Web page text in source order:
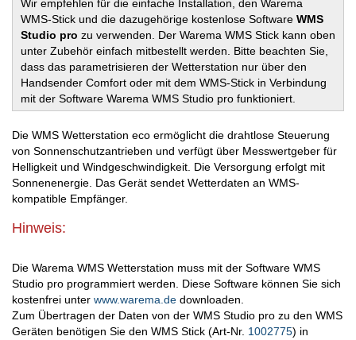
Wir empfehlen für die einfache Installation, den Warema
WMS-Stick und die dazugehörige kostenlose Software WMS
Studio pro zu verwenden. Der Warema WMS Stick kann oben
unter Zubehör einfach mitbestellt werden. Bitte beachten Sie,
dass das parametrisieren der Wetterstation nur über den
Handsender Comfort oder mit dem WMS-Stick in Verbindung
mit der Software Warema WMS Studio pro funktioniert.
Die WMS Wetterstation eco ermöglicht die drahtlose Steuerung
von Sonnenschutzantrieben und verfügt über Messwertgeber für
Helligkeit und Windgeschwindigkeit. Die Versorgung erfolgt mit
Sonnenenergie. Das Gerät sendet Wetterdaten an WMS-
kompatible Empfänger.
Hinweis:
Die Warema WMS Wetterstation muss mit der Software WMS
Studio pro programmiert werden. Diese Software können Sie sich
kostenfrei unter www.warema.de downloaden.
Zum Übertragen der Daten von der WMS Studio pro zu den WMS
Geräten benötigen Sie den WMS Stick (Art-Nr. 1002775) in